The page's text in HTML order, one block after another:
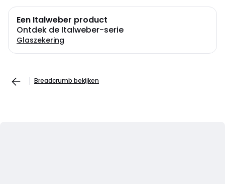
Een Italweber product
Ontdek de Italweber-serie
Glaszekering
Breadcrumb bekijken